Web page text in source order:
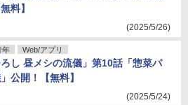
料】
(2025/5/26)
年 Web/アプリ
ろし 昼メシの流儀」第10話「惣菜パ
公開！【無料】
(2025/5/24)